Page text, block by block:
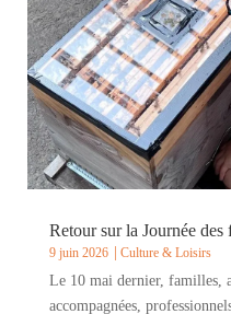
professionnels autour d’un
belle édition a été marquée
Retour sur la Journée
9 juin 2026 Culture & Loisirs
Le 10 mai dernier, familles,
accompagnées,